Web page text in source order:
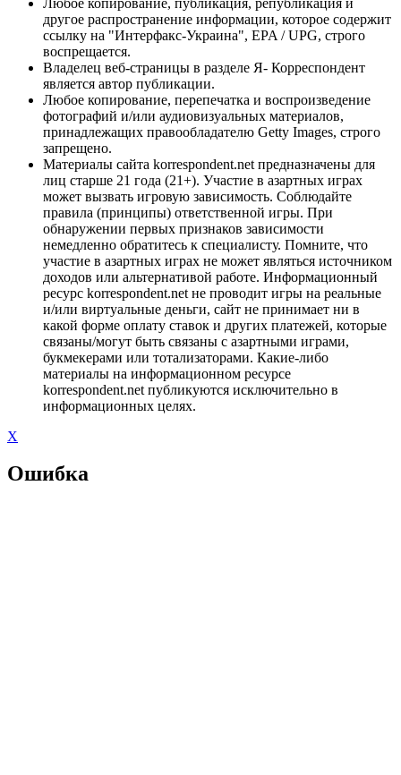
другое распространение информации, которое содержит
ссылку на "Интерфакс-Украина", EPA / UPG, строго
воспрещается.
Владелец веб-страницы в разделе Я- Корреспондент
является автор публикации.
Любое копирование, перепечатка и воспроизведение
фотографий и/или аудиовизуальных материалов,
принадлежащих правообладателю Getty Images, строго
запрещено.
Материалы сайта korrespondent.net предназначены для
лиц старше 21 года (21+). Участие в азартных играх
может вызвать игровую зависимость. Соблюдайте
правила (принципы) ответственной игры. При
обнаружении первых признаков зависимости
немедленно обратитесь к специалисту. Помните, что
участие в азартных играх не может являться источником
доходов или альтернативой работе. Информационный
ресурс korrespondent.net не проводит игры на реальные
и/или виртуальные деньги, сайт не принимает ни в
какой форме оплату ставок и других платежей, которые
связаны/могут быть связаны с азартными играми,
букмекерами или тотализаторами. Какие-либо
материалы на информационном ресурсе
korrespondent.net публикуются исключительно в
информационных целях.
X
Ошибка